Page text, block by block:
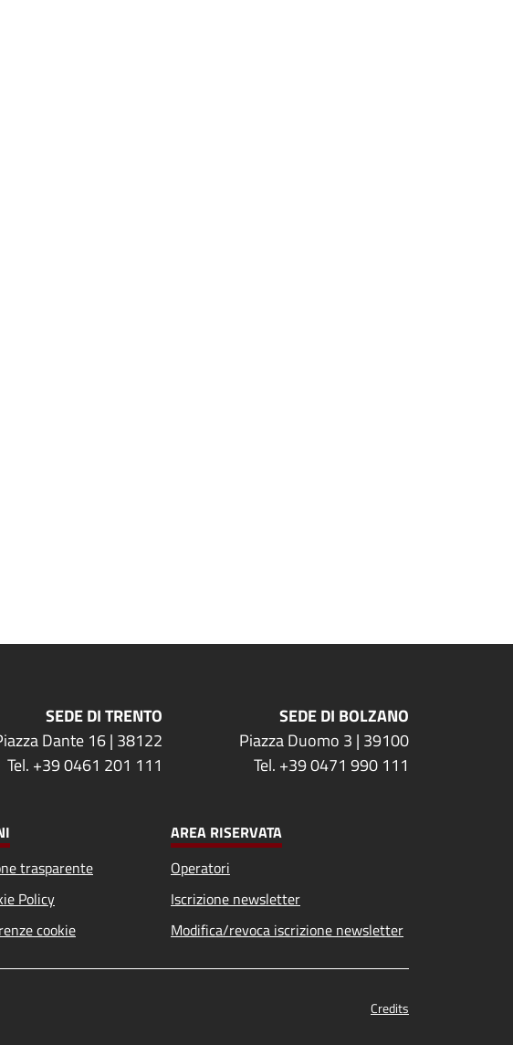
SEDE DI TRENTO
Dante 16 | 38122
Tel. +39 0461 201 111
SEDE DI BOLZANO
Piazza Duomo 3 | 39100
Tel. +39 0471 990 111
trasparente
Policy
cookie
AREA RISERVATA
Operatori
Iscrizione newsletter
Modifica/revoca iscrizione newsletter
Credits